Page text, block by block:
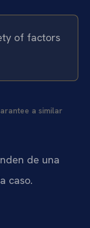
of factors
a similar
de una
caso.